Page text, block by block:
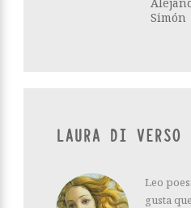
Simón
LAURA DI VERSO
Leo
gusta